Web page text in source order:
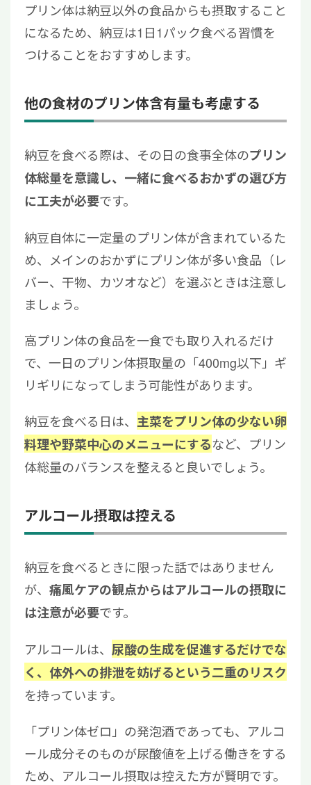
プリン体は納豆以外の食品からも摂取すること
になるため、納豆は1日1パック食べる習慣を
つけることをおすすめします。
他の食材のプリン体含有量も考慮する
納豆を食べる際は、その日の食事全体のプリン
体総量を意識し、一緒に食べるおかずの選び方
に工夫が必要です。
納豆自体に一定量のプリン体が含まれているた
め、メインのおかずにプリン体が多い食品（レ
バー、干物、カツオなど）を選ぶときは注意し
ましょう。
高プリン体の食品を一食でも取り入れるだけ
で、一日のプリン体摂取量の「400mg以下」ギ
リギリになってしまう可能性があります。
納豆を食べる日は、 主菜をプリン体の少ない卵
料理や野菜中心のメニューにするなど、プリン
体総量のバランスを整えると良いでしょう。
アルコール摂取は控える
納豆を食べるときに限った話ではありません
が、 痛風ケアの観点からはアルコールの摂取に
は注意が必要です。
アルコールは、 尿酸の生成を促進するだけでな
く、体外への排泄を妨げるという二重のリスク
を持っています。
「プリン体ゼロ」の発泡酒であっても、アルコ
ール成分そのものが尿酸値を上げる働きをする
ため、アルコール摂取は控えた方が賢明です。